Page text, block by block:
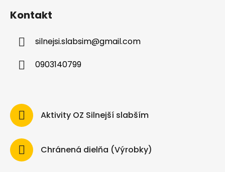
Kontakt
silnejsi.slabsim@gmail.com
0903140799
Aktivity OZ Silnejší slabším
Chránená dielňa (Výrobky)